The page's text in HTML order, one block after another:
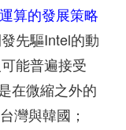
算的發展策略
先驅Intel的動
能普遍接受
在微縮之外的
灣與韓國；